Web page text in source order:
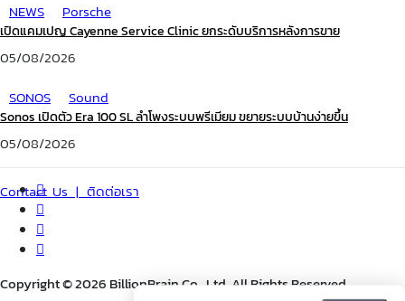
NEWS
Porsche
เปิดแคมเปญ Cayenne Service Clinic ยกระดับบริการหลังการขาย
05/08/2026
SONOS
Sound
Sonos เปิดตัว Era 100 SL ลำโพงระบบพรีเมียม ขยายระบบบ้านง่ายขึ้น
05/08/2026
Contact Us | ติดต่อเรา
Copyright © 2026 BillionBrain Co., Ltd. All Rights Reserved.